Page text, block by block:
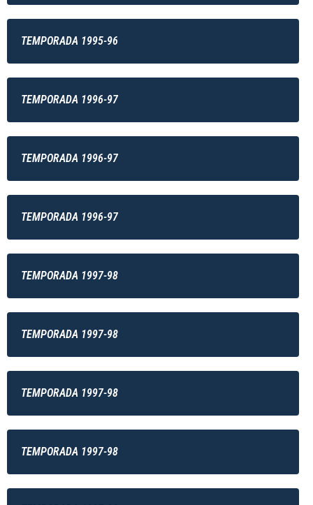
TEMPORADA 1995-96
TEMPORADA 1996-97
TEMPORADA 1996-97
TEMPORADA 1996-97
TEMPORADA 1997-98
TEMPORADA 1997-98
TEMPORADA 1997-98
TEMPORADA 1997-98